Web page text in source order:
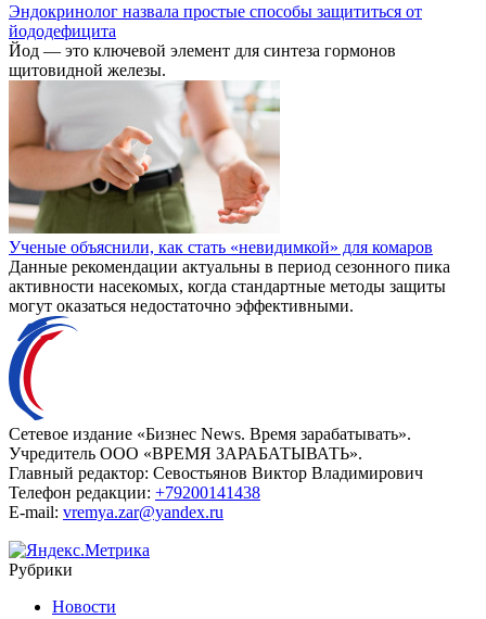
Эндокринолог назвала простые способы защититься от
йододефицита
Йод — это ключевой элемент для синтеза гормонов
щитовидной железы.
Ученые объяснили, как стать «невидимкой» для комаров
Данные рекомендации актуальны в период сезонного пика
активности насекомых, когда стандартные методы защиты
могут оказаться недостаточно эффективными.
Сетевое издание «Бизнес News. Время зарабатывать».
Учредитель ООО «ВРЕМЯ ЗАРАБАТЫВАТЬ».
Главный редактор: Севостьянов Виктор Владимирович
Телефон редакции: +79200141438
E-mail: vremya.zar@yandex.ru
Рубрики
Новости